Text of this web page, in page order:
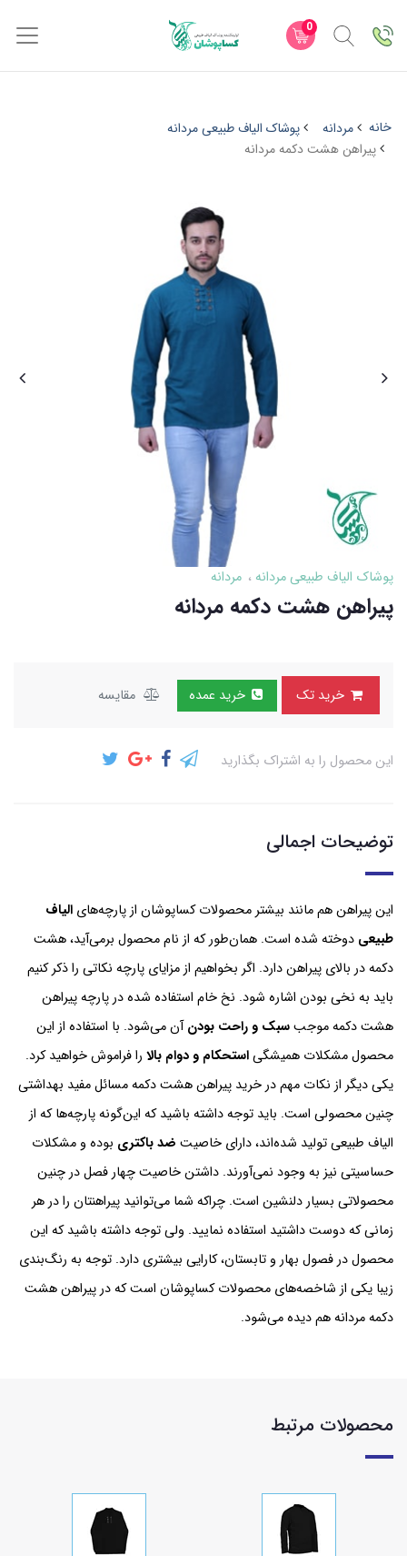
0
خانه مردانه
پوشاک الیاف طبیعی مردانه
پیراهن هشت دکمه مردانه
پوشاک الیاف طبیعی مردانه مردانه
پیراهن هشت دکمه مردانه
خرید تک خرید عمده مقایسه
این محصول را به اشتراک بگذارید
توضیحات اجمالی
این پیراهن هم مانند بیشتر محصولات کساپوشان از پارچه‌های الیاف
طبیعی دوخته شده است. همان‌طور که از نام محصول برمی‌آید، هشت
دکمه در بالای پیراهن دارد. اگر بخواهیم از مزایای پارچه نکاتی را ذکر کنیم
باید به نخی بودن اشاره شود. نخ خام استفاده شده در پارچه پیراهن
هشت دکمه موجبسبک و راحت بودنآن می‌شود. با استفاده از این
محصول مشکلات همیشگیاستحکام و دوام بالا را فراموش خواهید کرد.
یکی دیگر از نکات مهم در خرید پیراهن هشت دکمه مسائل مفید بهداشتی
چنین محصولی است. باید توجه داشته باشید که این‌گونه پارچه‌ها که از
الیاف طبیعی تولید شده‌اند، دارای خاصیت ضد باکتری بوده و مشکلات
حساسیتی نیز به وجود نمی‌آورند. داشتن خاصیت چهار فصل در چنین
محصولاتی بسیار دلنشین است. چراکه شما می‌توانید پیراهنتان را در هر
زمانی که دوست داشتید استفاده نمایید. ولی توجه داشته باشید که این
محصول در فصول بهار و تابستان، کارایی بیشتری دارد. توجه به رنگ‌بندی
زیبا یکی از شاخصه‌های محصولات کساپوشان است که در پیراهن هشت
دکمه مردانه هم دیده می‌شود.
محصولات مرتبط